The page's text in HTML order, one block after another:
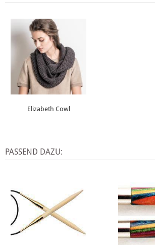
Elizabeth Cowl
PASSEND DAZU: